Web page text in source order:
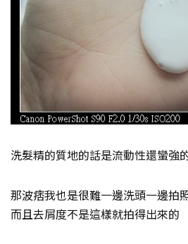
洗髮精的質地的話是流動性還蠻強
那波痞我也是很難一邊洗頭一邊拍
而且去屑度不是這樣就拍得出來的